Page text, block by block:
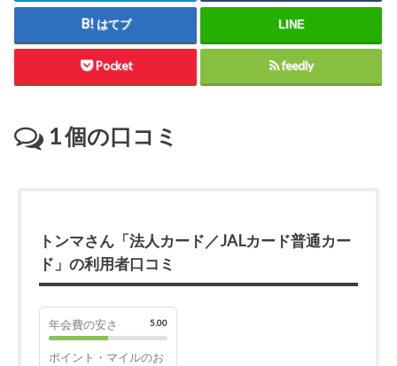
はてブ LINE
Pocket feedly
1個の口コミ
トンマさん「法人カード／JALカード普通カー
ド」の利用者口コミ
年会費の安さ 5.00
ポイント・マイルのお